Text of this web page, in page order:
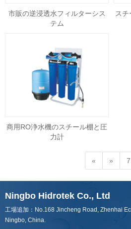
市販の逆浸透水フィルターシス
テム
ス
商用RO浄水機のスチール棚と圧
力計
« » 7
Ningbo Hidrotek Co., Ltd
工場追加：No.168 Jincheng Road, Zhenhai
Ningbo, China.